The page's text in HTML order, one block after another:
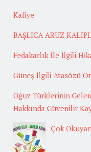
Kafiye
BAŞLICA ARUZ
Fedakarlık İle İlgili
Güneş İlgili Atasözü
Oğuz Türklerinin
Hakkında Güvenilir
Çok